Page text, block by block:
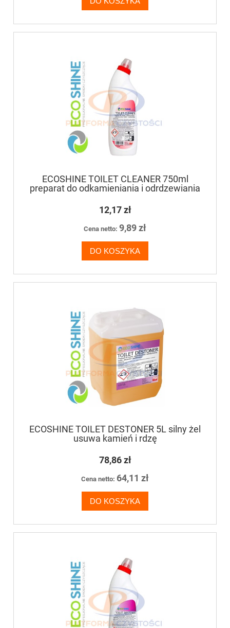
ECOSHINE TOILET CLEANER 750ml
preparat do odkamieniania i odrdzewiania
toalet, pisuarów, sanitariatów, kranów,
umywalek
12,17 zł
Cena netto: 9,89 zł
DO KOSZYKA
ECOSHINE TOILET DESTONER 5L silny żel
usuwa kamień i rdzę
78,86 zł
Cena netto: 64,11 zł
DO KOSZYKA